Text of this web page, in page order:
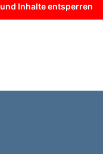
und Inhalte entsperren